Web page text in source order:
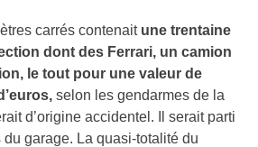
carrés contenait une trentaine
dont des Ferrari, un camion
le tout pour une valeur de
selon les gendarmes de la
d’origine accidentel. Il serait parti
du garage. La quasi-totalité du